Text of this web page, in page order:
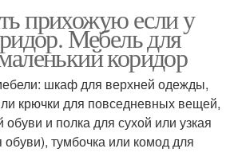
прихожую если у
Мебель для
коридор
шкаф для верхней одежды,
крючки для повседневных вещей,
обуви и полка для сухой или узкая
тумбочка или комод для